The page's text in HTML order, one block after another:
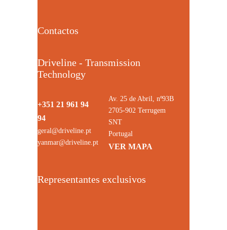
Contactos
Driveline - Transmission
Technology
+351 21 961 94
94
geral@driveline.pt
yanmar@driveline.pt
Av. 25 de Abril, nº93B
2705-902 Terrugem
SNT
Portugal
VER MAPA
Representantes exclusivos